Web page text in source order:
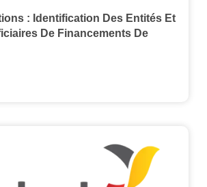
: Identification Des Entités Et
De Financements De